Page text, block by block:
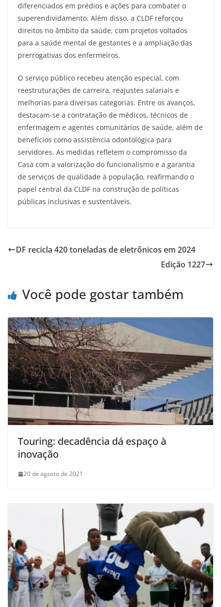
diferenciados em prédios e ações para combater o
superendividamento. Além disso, a CLDF reforçou
direitos no âmbito da saúde, com projetos voltados
para a saúde mental de gestantes e a ampliação das
prerrogativas dos enfermeiros.
O serviço público recebeu atenção especial, com
reestruturações de carreira, reajustes salariais e
melhorias para diversas categorias. Entre os avanços,
destacam-se a contratação de médicos, técnicos de
enfermagem e agentes comunitários de saúde, além de
benefícios como assistência odontológica para
servidores. As medidas refletem o compromisso da
Casa com a valorização do funcionalismo e a garantia
de serviços de qualidade à população, reafirmando o
papel central da CLDF na construção de políticas
públicas inclusivas e sustentáveis.
DF recicla 420 toneladas de eletrônicos em 2024
Edição 1227
Você pode gostar também
Touring: decadência dá espaço à
inovação
20 de agosto de 2021